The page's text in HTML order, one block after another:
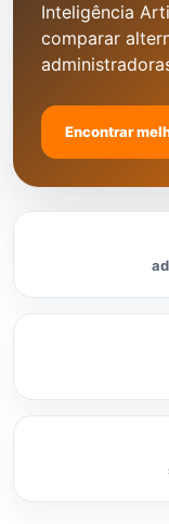
Inteligência
comparar
Encontrar